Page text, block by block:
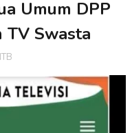
Umum DPP
Swasta